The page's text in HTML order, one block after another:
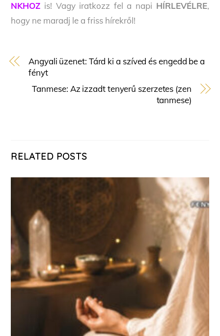
NKHOZ is! Vagy iratkozz fel a napi HÍRLEVÉLRE,
hogy ne maradj le a friss hírekről!
Angyali üzenet: Tárd ki a szíved és engedd be a
fényt
Tanmese: Az izzadt tenyerű szerzetes (zen
tanmese)
RELATED POSTS